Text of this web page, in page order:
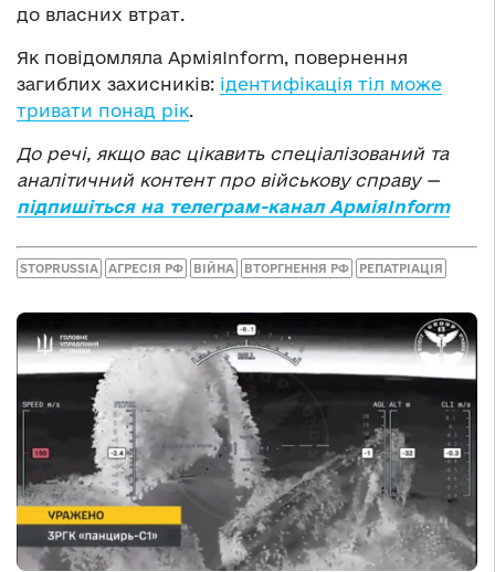
до власних втрат.
Як повідомляла АрміяInform, повернення
загиблих захисників: ідентифікація тіл може
тривати понад рік.
До речі, якщо вас цікавить спеціалізований та
аналітичний контент про військову справу —
підпишіться на телеграм-канал АрміяInform
STOPRUSSIA АГРЕСІЯ РФ ВІЙНА ВТОРГНЕННЯ РФ РЕПАТРІАЦІЯ